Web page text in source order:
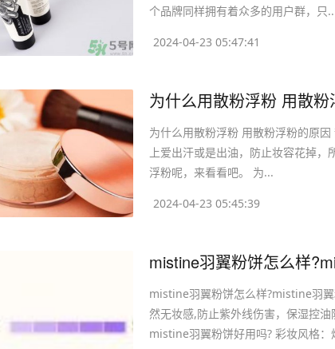
个品牌同样拥有着众多的用户群，只
2024-04-23 05:47:41
为什么用散粉浮粉 用散粉
为什么用散粉浮粉 用散粉浮粉的原
上爱出汗或是出油，防止妆容花掉
浮粉呢，来看看吧。 为...
2024-04-23 05:45:39
​mistine羽翼粉饼怎么样
mistine羽翼粉饼怎么样?mistine羽
然无妆感,防止紫外线伤害，保湿控
mistine羽翼粉饼好用吗? 彩妆风格：